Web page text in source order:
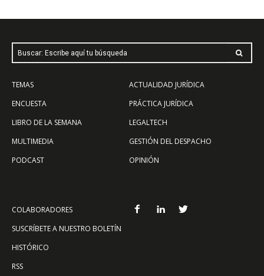
Buscar: Escribe aquí tu búsqueda
TEMAS
ENCUESTA
LIBRO DE LA SEMANA
MULTIMEDIA
PODCAST
ACTUALIDAD JURÍDICA
PRÁCTICA JURÍDICA
LEGALTECH
GESTIÓN DEL DESPACHO
OPINIÓN
COLABORADORES
SUSCRÍBETE A NUESTRO BOLETÍN
HISTÓRICO
RSS